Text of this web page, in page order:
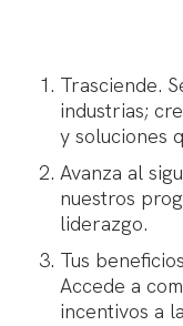
Trasciende.
industrias;
y soluciones
Avanza al
nuestros
liderazgo.
Tus
Accede a
incentivos a